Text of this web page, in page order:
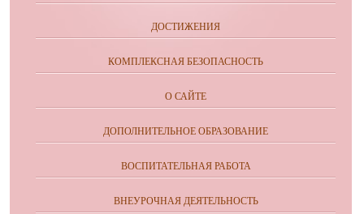
ДОСТИЖЕНИЯ
КОМПЛЕКСНАЯ БЕЗОПАСНОСТЬ
О САЙТЕ
ДОПОЛНИТЕЛЬНОЕ ОБРАЗОВАНИЕ
ВОСПИТАТЕЛЬНАЯ РАБОТА
ВНЕУРОЧНАЯ ДЕЯТЕЛЬНОСТЬ